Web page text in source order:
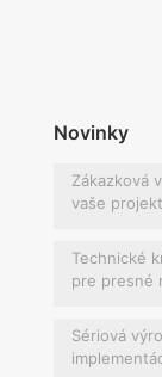
Novinky
Zákazková
vaše
Technické
pre presné
Sériová